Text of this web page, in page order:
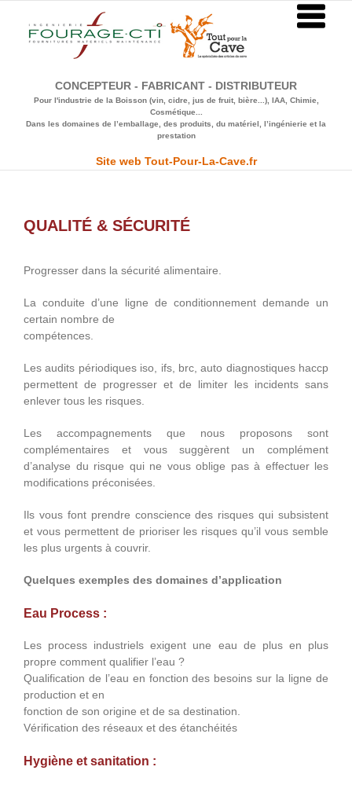
contenu
CONCEPTEUR - FABRICANT - DISTRIBUTEUR
Pour l'industrie de la Boisson (vin, cidre, jus de fruit, bière...), IAA, Chimie,
Cosmétique...
Dans les domaines de l’emballage, des produits, du matériel, l’ingénierie et la
prestation
Site web Tout-Pour-La-Cave.fr
QUALITÉ & SÉCURITÉ
Progresser dans la sécurité alimentaire.
La conduite d’une ligne de conditionnement demande un
certain nombre de
compétences.
Les audits périodiques iso, ifs, brc, auto diagnostiques haccp
permettent de progresser et de limiter les incidents sans
enlever tous les risques.
Les accompagnements que nous proposons sont
complémentaires et vous suggèrent un complément
d’analyse du risque qui ne vous oblige pas à effectuer les
modifications préconisées.
Ils vous font prendre conscience des risques qui subsistent
et vous permettent de prioriser les risques qu’il vous semble
les plus urgents à couvrir.
Quelques exemples des domaines d’application
Eau Process :
Les process industriels exigent une eau de plus en plus
propre comment qualifier l’eau ?
Qualification de l’eau en fonction des besoins sur la ligne de
production et en
fonction de son origine et de sa destination.
Vérification des réseaux et des étanchéités
Hygiène et sanitation :